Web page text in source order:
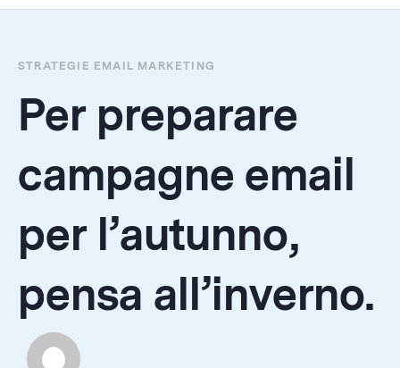
STRATEGIE EMAIL MARKETING
Per preparare
campagne email
per l’autunno,
pensa all’inverno.